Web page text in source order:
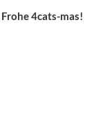
Frohe 4cats-mas!